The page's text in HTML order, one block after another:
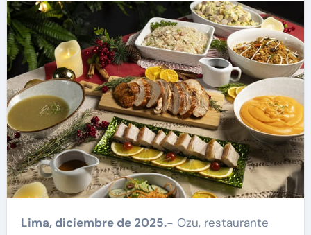
Lima, diciembre de 2025.- Ozu, restaurante